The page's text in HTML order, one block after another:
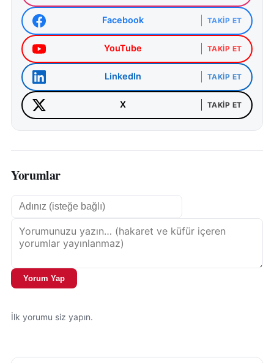
Facebook TAKIP ET
YouTube TAKIP ET
LinkedIn TAKIP ET
X TAKIP ET
Yorumlar
Yorum Yap
İlk yorumu siz yapın.